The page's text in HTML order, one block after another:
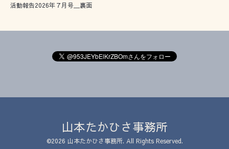
活動報告2026年７月号＿裏面
山本たかひさ事務所
©2026 山本たかひさ事務所. All Rights Reserved.